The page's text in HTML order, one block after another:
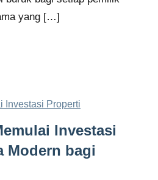
yang […]
Investasi
Modern bagi